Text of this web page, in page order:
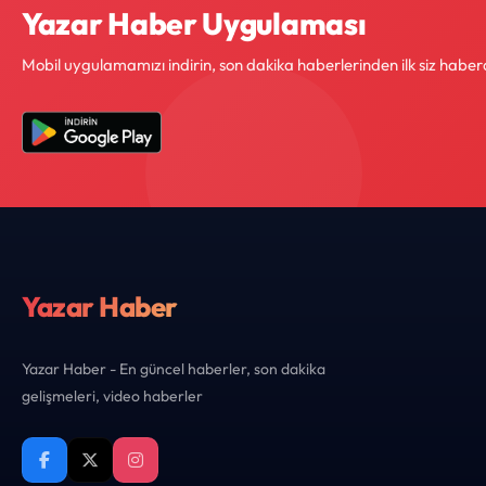
Yazar Haber Uygulaması
Mobil uygulamamızı indirin, son dakika haberlerinden ilk siz
Yazar Haber
Yazar Haber - En güncel haberler, son dakika
gelişmeleri, video haberler